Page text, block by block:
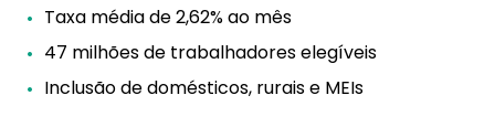
Taxa média de 2,62% ao mês
47 milhões de trabalhadores elegíveis
Inclusão de domésticos, rurais e MEIs